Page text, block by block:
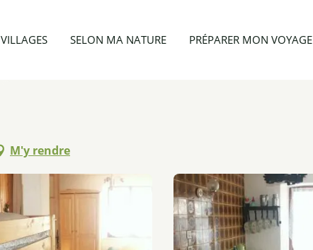
VILLAGES SELON MA NATURE PRÉPARER MON VOYAGE
M'y rendre